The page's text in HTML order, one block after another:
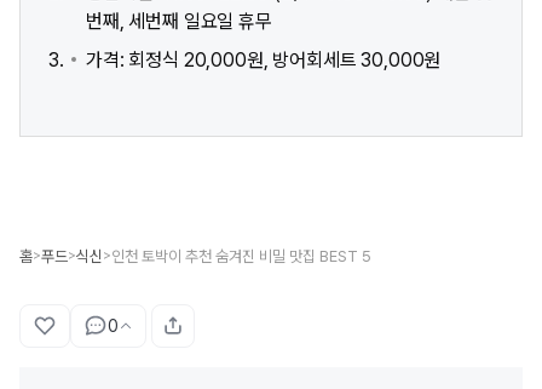
번째, 세번째 일요일 휴무
가격: 회정식 20,000원, 방어회세트 30,000원
홈>푸드>식신 >인천 토박이 추천 숨겨진 비밀 맛집 BEST 5
0